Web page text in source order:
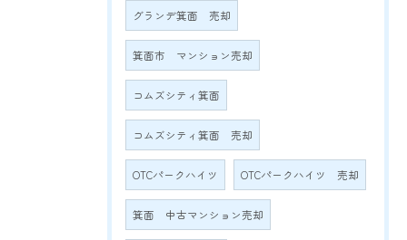
グランデ箕面 売却
箕面市 マンション売却
コムズシティ箕面
コムズシティ箕面 売却
OTCパークハイツ OTCパークハイツ 売却
箕面 中古マンション売却